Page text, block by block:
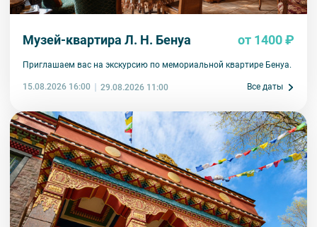
Музей-квартира Л. Н. Бенуа от 1400 ₽
Приглашаем вас на экскурсию по мемориальной квартире Бенуа.
15.08.2026 16:00 29.08.2026 11:00 Все даты